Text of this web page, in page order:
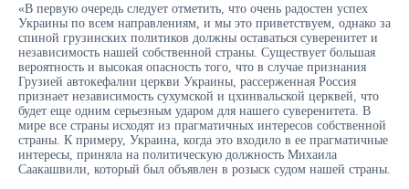
«В первую очередь следует отметить, что очень радостен успех
Украины по всем направлениям, и мы это приветствуем, однако за
спиной грузинских политиков должны оставаться суверенитет и
независимость нашей собственной страны. Существует большая
вероятность и высокая опасность того, что в случае признания
Грузией автокефалии церкви Украины, рассерженная Россия
признает независимость сухумской и цхинвальской церквей, что
будет еще одним серьезным ударом для нашего суверенитета. В
мире все страны исходят из прагматичных интересов собственной
страны. К примеру, Украина, когда это входило в ее прагматичные
интересы, приняла на политическую должность Михаила
Саакашвили, который был объявлен в розыск судом нашей страны.